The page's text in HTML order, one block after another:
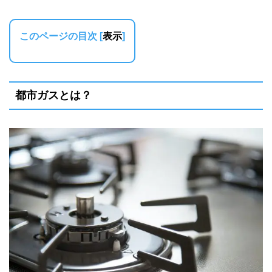
このページの目次 [表示]
都市ガスとは？